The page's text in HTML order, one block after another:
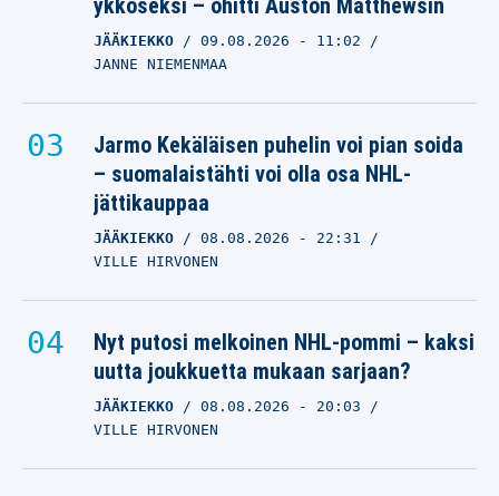
ykköseksi – ohitti Auston Matthewsin
JÄÄKIEKKO 09.08.2026 - 11:02
JANNE NIEMENMAA
Jarmo Kekäläisen puhelin voi pian soida
– suomalaistähti voi olla osa NHL-
jättikauppaa
JÄÄKIEKKO 08.08.2026 - 22:31
VILLE HIRVONEN
Nyt putosi melkoinen NHL-pommi – kaksi
uutta joukkuetta mukaan sarjaan?
JÄÄKIEKKO 08.08.2026 - 20:03
VILLE HIRVONEN